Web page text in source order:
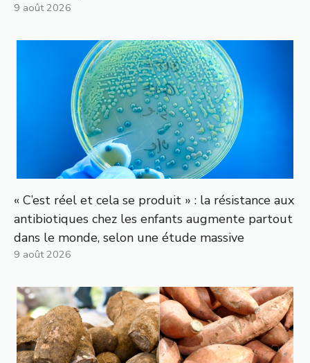
9 août 2026
« C’est réel et cela se produit » : la résistance aux
antibiotiques chez les enfants augmente partout
dans le monde, selon une étude massive
9 août 2026